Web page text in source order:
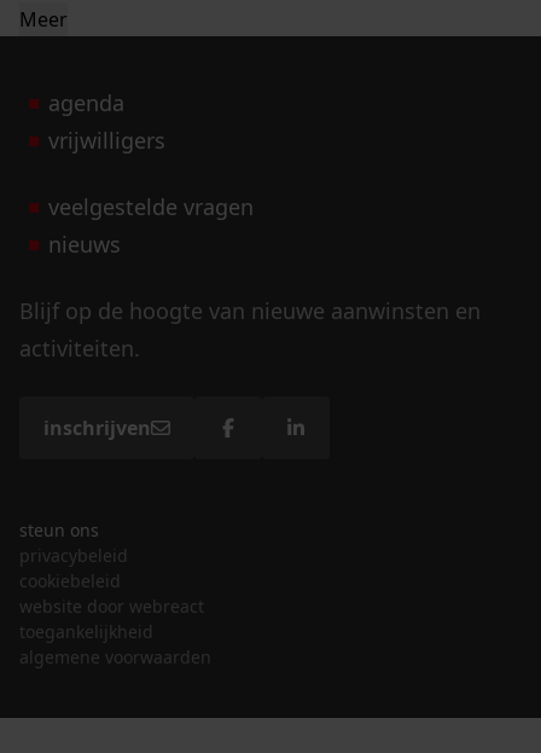
Meer
agenda
vrijwilligers
veelgestelde vragen
nieuws
Blijf op de hoogte van nieuwe aanwinsten en
activiteiten.
inschrijven
steun ons
privacybeleid
cookiebeleid
website door webreact
toegankelijkheid
algemene voorwaarden